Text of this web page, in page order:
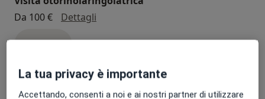
Da 100 €
Dettagli
Prenota
La tua privacy è importante
Accettando, consenti a noi e ai nostri partner di utilizzare